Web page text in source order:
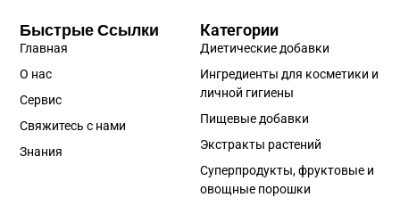
Категории
Диетические добавки
Ингредиенты для косметики и
личной гигиены
Пищевые добавки
Экстракты растений
Суперпродукты, фруктовые и
овощные порошки
Быстрые Ссылки
Главная
О нас
Сервис
Свяжитесь с нами
Знания